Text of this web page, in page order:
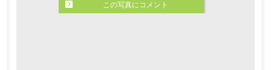
この写真にコメント